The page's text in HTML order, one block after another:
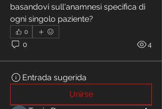
basandovi sull'anamnesi specifica di
ogni singolo paziente?
0
0 4
Entrada sugerida
Unirse